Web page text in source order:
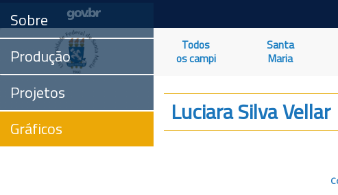
Todos
os campi
Santa
Maria
Sobre
Produção
Projetos
Gráficos
Luciara Silva Vellar